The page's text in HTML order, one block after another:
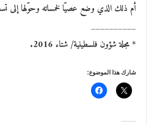
أم ذلك الذي وضع عصيّا لخمساته وحوّلها إلى
__________
* مجلة شؤون فلسطينية/ شتاء 2016.
شارك هذا الموضوع: